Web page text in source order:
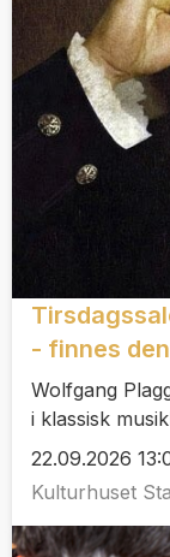
- finnes
Wolfgang
i klassisk
22.09.2026
Kulturhuset